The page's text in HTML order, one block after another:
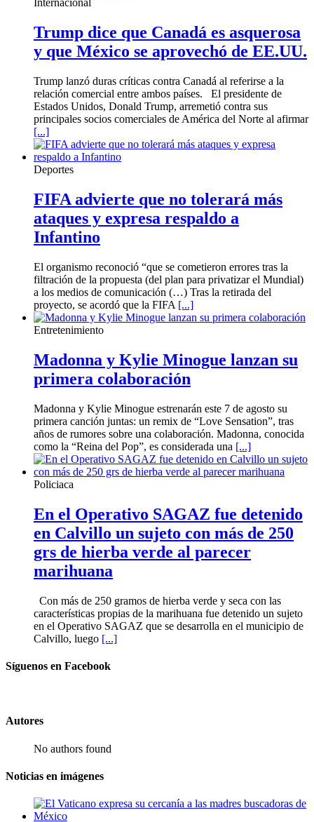
Internacional
Trump dice que Canadá es asquerosa
y que México se aprovechó de EE.UU.
Trump lanzó duras críticas contra Canadá al referirse a la
relación comercial entre ambos países. El presidente de
Estados Unidos, Donald Trump, arremetió contra sus
principales socios comerciales de América del Norte al afirmar
[...]
Deportes
FIFA advierte que no tolerará más
ataques y expresa respaldo a
Infantino
El organismo reconoció “que se cometieron errores tras la
filtración de la propuesta (del plan para privatizar el Mundial)
a los medios de comunicación (…) Tras la retirada del
proyecto, se acordó que la FIFA [...]
Entretenimiento
Madonna y Kylie Minogue lanzan su
primera colaboración
Madonna y Kylie Minogue estrenarán este 7 de agosto su
primera canción juntas: un remix de “Love Sensation”, tras
años de rumores sobre una colaboración. Madonna, conocida
como la “Reina del Pop”, es considerada una [...]
Policiaca
En el Operativo SAGAZ fue detenido
en Calvillo un sujeto con más de 250
grs de hierba verde al parecer
marihuana
Con más de 250 gramos de hierba verde y seca con las
características propias de la marihuana fue detenido un sujeto
en el Operativo SAGAZ que se desarrolla en el municipio de
Calvillo, luego [...]
Síguenos en Facebook
Autores
No authors found
Noticias en imágenes